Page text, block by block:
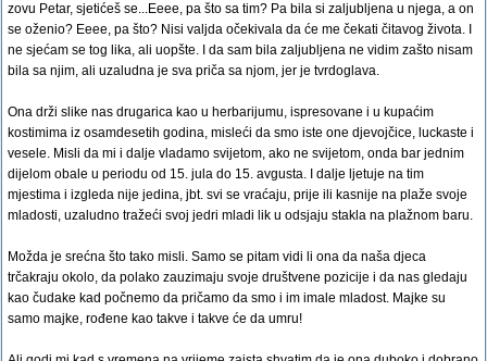
zovu Petar, sjetićeš se...Eeee, pa što sa tim? Pa bila si zaljubljena u njega, a on
se oženio? Eeee, pa što? Nisi valjda očekivala da će me čekati čitavog života. I
ne sjećam se tog lika, ali uopšte. I da sam bila zaljubljena ne vidim zašto nisam
bila sa njim, ali uzaludna je sva priča sa njom, jer je tvrdoglava.
Ona drži slike nas drugarica kao u herbarijumu, ispresovane i u kupaćim
kostimima iz osamdesetih godina, misleći da smo iste one djevojčice, luckaste i
vesele. Misli da mi i dalje vladamo svijetom, ako ne svijetom, onda bar jednim
dijelom obale u periodu od 15. jula do 15. avgusta. I dalje ljetuje na tim
mjestima i izgleda nije jedina, jbt. svi se vraćaju, prije ili kasnije na plaže svoje
mladosti, uzaludno tražeći svoj jedri mladi lik u odsjaju stakla na plažnom baru.
Možda je srećna što tako misli. Samo se pitam vidi li ona da naša djeca
trčakraju okolo, da polako zauzimaju svoje društvene pozicije i da nas gledaju
kao čudake kad počnemo da pričamo da smo i im imale mladost. Majke su
samo majke, rođene kao takve i takve će da umru!